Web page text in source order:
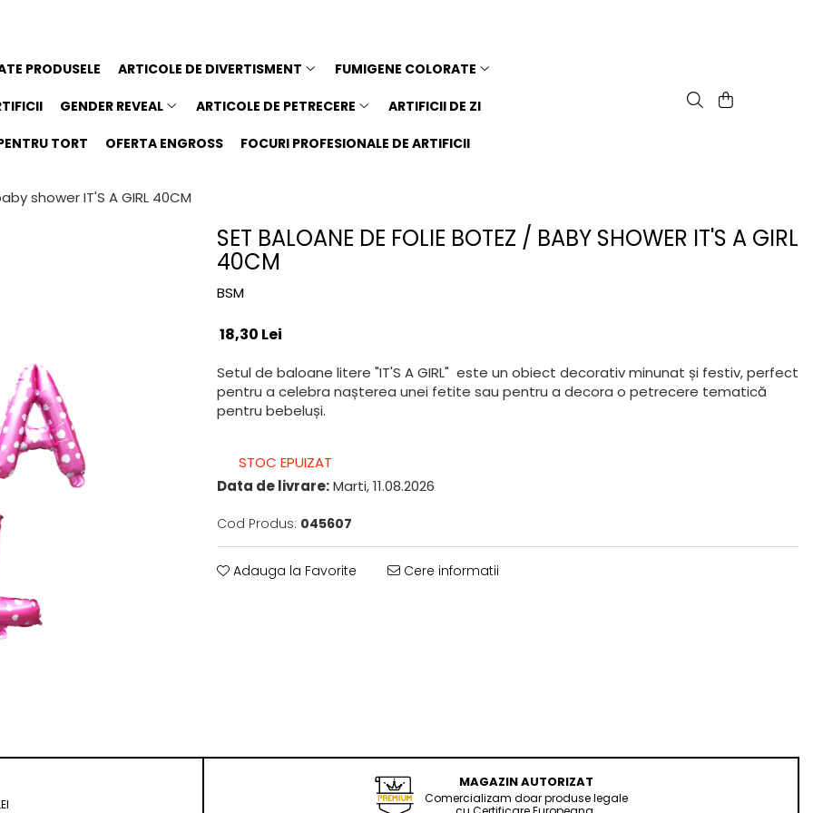
PRODUSELE ARTICOLE DE DIVERTISMENT FUMIGENE COLORATE
GENDER REVEAL ARTICOLE DE PETRECERE ARTIFICII DE ZI
TORT OFERTA ENGROSS FOCURI PROFESIONALE DE ARTIFICII
shower IT'S A GIRL 40CM
SET BALOANE DE FOLIE BOTEZ / BABY SHOWER IT'S A GIRL
40CM
BSM
18,30 Lei
Setul de baloane litere "IT'S A GIRL" este un obiect decorativ minunat și festiv, perfect
pentru a celebra nașterea unei fetite sau pentru a decora o petrecere tematică
pentru bebeluși.
STOC EPUIZAT
Data de livrare:Marti, 11.08.2026
Cod Produs: 045607
Adauga la Favorite Cere informatii
MAGAZIN AUTORIZAT
Comercializam doar produse legale